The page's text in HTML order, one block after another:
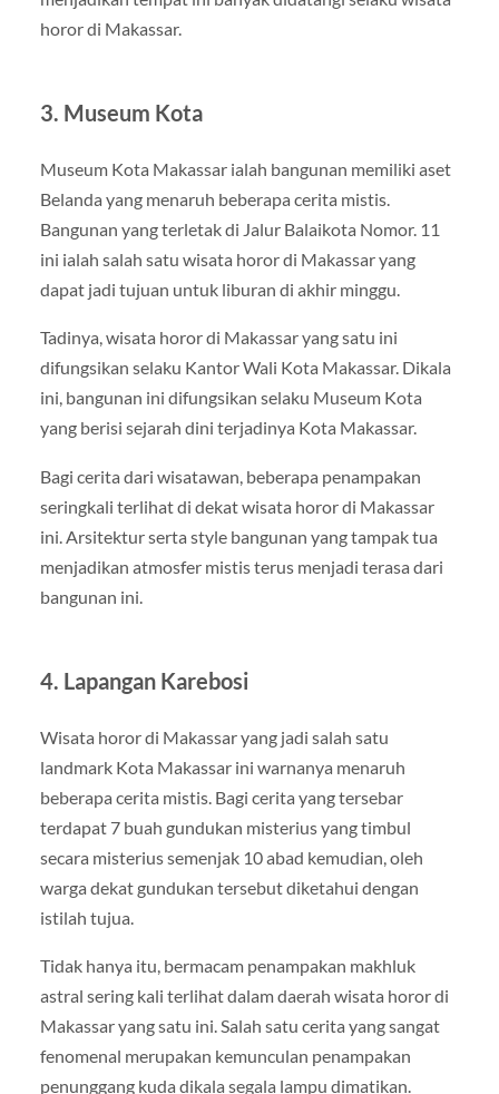
horor di Makassar.
3. Museum Kota
Museum Kota Makassar ialah bangunan memiliki aset
Belanda yang menaruh beberapa cerita mistis.
Bangunan yang terletak di Jalur Balaikota Nomor. 11
ini ialah salah satu wisata horor di Makassar yang
dapat jadi tujuan untuk liburan di akhir minggu.
Tadinya, wisata horor di Makassar yang satu ini
difungsikan selaku Kantor Wali Kota Makassar. Dikala
ini, bangunan ini difungsikan selaku Museum Kota
yang berisi sejarah dini terjadinya Kota Makassar.
Bagi cerita dari wisatawan, beberapa penampakan
seringkali terlihat di dekat wisata horor di Makassar
ini. Arsitektur serta style bangunan yang tampak tua
menjadikan atmosfer mistis terus menjadi terasa dari
bangunan ini.
4. Lapangan Karebosi
Wisata horor di Makassar yang jadi salah satu
landmark Kota Makassar ini warnanya menaruh
beberapa cerita mistis. Bagi cerita yang tersebar
terdapat 7 buah gundukan misterius yang timbul
secara misterius semenjak 10 abad kemudian, oleh
warga dekat gundukan tersebut diketahui dengan
istilah tujua.
Tidak hanya itu, bermacam penampakan makhluk
astral sering kali terlihat dalam daerah wisata horor di
Makassar yang satu ini. Salah satu cerita yang sangat
fenomenal merupakan kemunculan penampakan
penunggang kuda dikala segala lampu dimatikan.